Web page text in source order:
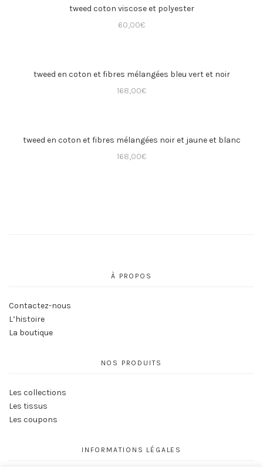
tweed coton viscose et polyester
60,00€
tweed en coton et fibres mélangées bleu vert et noir
168,00€
tweed en coton et fibres mélangées noir et jaune et blanc
168,00€
À PROPOS
Contactez-nous
L’histoire
La boutique
NOS PRODUITS
Les collections
Les tissus
Les coupons
INFORMATIONS LÉGALES